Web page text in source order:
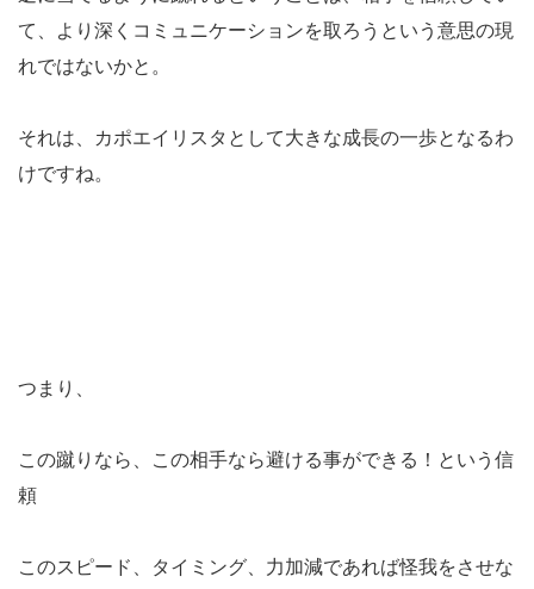
て、より深くコミュニケーションを取ろうという意思の現
れではないかと。
それは、カポエイリスタとして大きな成長の一歩となるわ
けですね。
つまり、
この蹴りなら、この相手なら避ける事ができる！という信
頼
このスピード、タイミング、力加減であれば怪我をさせな